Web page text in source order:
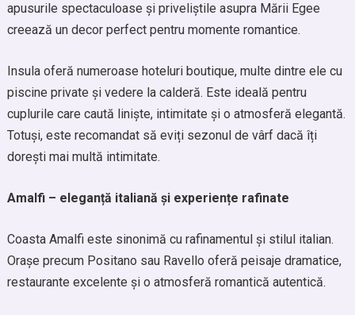
apusurile spectaculoase și priveliștile asupra Mării Egee
creează un decor perfect pentru momente romantice.
Insula oferă numeroase hoteluri boutique, multe dintre ele cu
piscine private și vedere la calderă. Este ideală pentru
cuplurile care caută liniște, intimitate și o atmosferă elegantă.
Totuși, este recomandat să eviți sezonul de vârf dacă îți
dorești mai multă intimitate.
Amalfi – eleganță italiană și experiențe rafinate
Coasta Amalfi este sinonimă cu rafinamentul și stilul italian.
Orașe precum Positano sau Ravello oferă peisaje dramatice,
restaurante excelente și o atmosferă romantică autentică.